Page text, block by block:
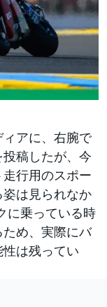
アに、右腕で
稿したが、今
行用のスポー
は見られなか
に乗っている時
め、実際にバ
は残ってい